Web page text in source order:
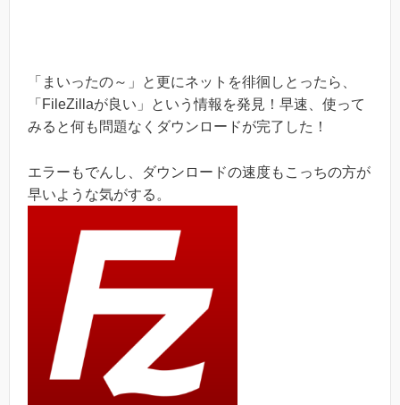
「まいったの～」と更にネットを徘徊しとったら、
「FileZillaが良い」という情報を発見！早速、使って
みると何も問題なくダウンロードが完了した！
エラーもでんし、ダウンロードの速度もこっちの方が
早いような気がする。